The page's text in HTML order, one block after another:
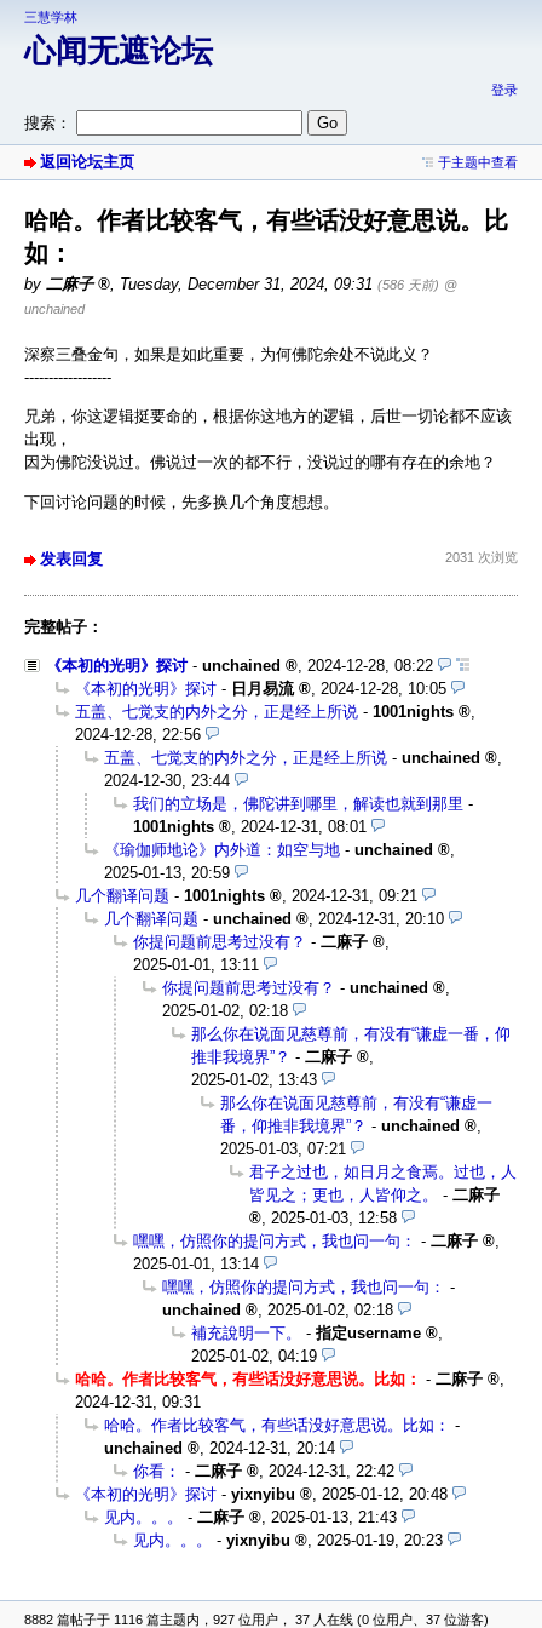
三慧学林
心闻无遮论坛
登录
搜索：
返回论坛主页 于主题中查看
哈哈。作者比较客气，有些话没好意思说。比
如：
by 二麻子 , Tuesday, December 31, 2024, 09:31 (586 天前) @
unchained
深察三叠金句，如果是如此重要，为何佛陀余处不说此义？
------------------
兄弟，你这逻辑挺要命的，根据你这地方的逻辑，后世一切论都不应该
出现，
因为佛陀没说过。佛说过一次的都不行，没说过的哪有存在的余地？
下回讨论问题的时候，先多换几个角度想想。
发表回复 2031 次浏览
完整帖子：
《本初的光明》探讨- unchained
2024-12-28, 08:22
《本初的光明》探讨 - 日月易流
2024-12-28, 10:05
五盖、七觉支的内外之分，正是经上所说 - 1001nights
2024-12-28, 22:56
五盖、七觉支的内外之分，正是经上所说 - unchained
2024-12-30, 23:44
我们的立场是，佛陀讲到哪里，解读也就到那里 -
1001nights
2024-12-31, 08:01
《瑜伽师地论》内外道：如空与地 - unchained
2025-01-13, 20:59
几个翻译问题 - 1001nights
2024-12-31, 09:21
几个翻译问题 - unchained
2024-12-31, 20:10
你提问题前思考过没有？ - 二麻子
2025-01-01, 13:11
你提问题前思考过没有？ - unchained
2025-01-02, 02:18
那么你在说面见慈尊前，有没有“谦虚一番，仰
推非我境界”？ - 二麻子
2025-01-02, 13:43
那么你在说面见慈尊前，有没有“谦虚一
番，仰推非我境界”？ - unchained
2025-01-03, 07:21
君子之过也，如日月之食焉。过也，人
皆见之；更也，人皆仰之。
- 二麻子
2025-01-03, 12:58
嘿嘿，仿照你的提问方式，我也问一句： - 二麻子
2025-01-01, 13:14
嘿嘿，仿照你的提问方式，我也问一句： -
unchained
2025-01-02, 02:18
補充說明一下。
- 指定username
2025-01-02, 04:19
哈哈。作者比较客气，有些话没好意思说。比如： - 二麻子
2024-12-31, 09:31
哈哈。作者比较客气，有些话没好意思说。比如： -
unchained
2024-12-31, 20:14
你看： - 二麻子
2024-12-31, 22:42
《本初的光明》探讨 - yixnyibu
2025-01-12, 20:48
见内。。。
- 二麻子
2025-01-13, 21:43
见内。。。
- yixnyibu 2025-01-19, 20:23
8882 篇帖子于 1116 篇主题内，927 位用户， 37 人在线 (0 位用户、37 位游客)